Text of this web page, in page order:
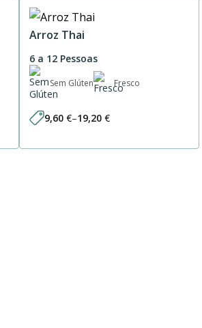
Arroz Thai
6 a 12 Pessoas
Sem Glúten Fresco
9,60 €–19,20 €
Price
9,60 €